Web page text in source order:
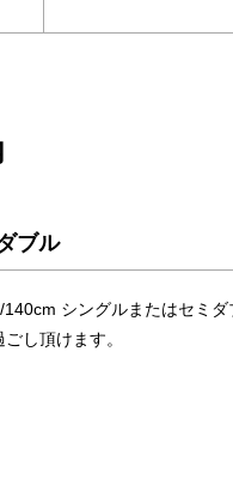
ブル
シングルまたはセミダ
し頂けます。